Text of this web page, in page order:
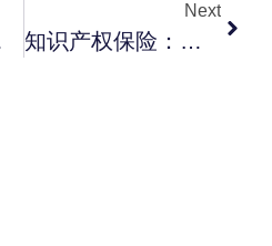
施
Next
知识产权保险：专利诉讼险/商标维权险的购买与理赔